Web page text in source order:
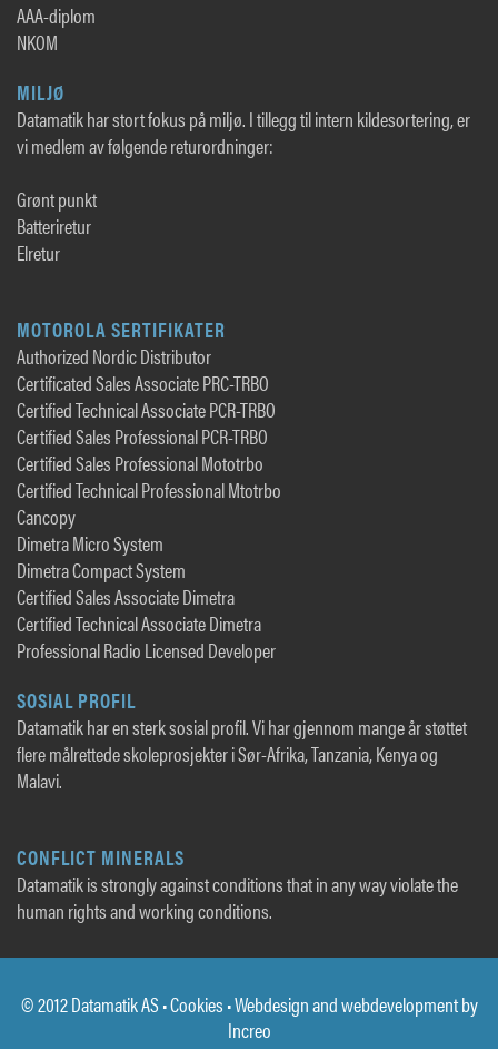
AAA-diplom
NKOM
MILJØ
Datamatik har stort fokus på miljø. I tillegg til intern kildesortering, er
vi medlem av følgende returordninger:
Grønt punkt
Batteriretur
Elretur
MOTOROLA SERTIFIKATER
Authorized Nordic Distributor
Certificated Sales Associate PRC-TRBO
Certified Technical Associate PCR-TRBO
Certified Sales Professional PCR-TRBO
Certified Sales Professional Mototrbo
Certified Technical Professional Mtotrbo
Cancopy
Dimetra Micro System
Dimetra Compact System
Certified Sales Associate Dimetra
Certified Technical Associate Dimetra
Professional Radio Licensed Developer
SOSIAL PROFIL
Datamatik har en sterk sosial profil. Vi har gjennom mange år støttet
flere målrettede skoleprosjekter i Sør-Afrika, Tanzania, Kenya og
Malavi.
CONFLICT MINERALS
Datamatik is strongly against conditions that in any way violate the
human rights and working conditions.
© 2012 Datamatik AS •Cookies • Webdesign and webdevelopment by
Increo